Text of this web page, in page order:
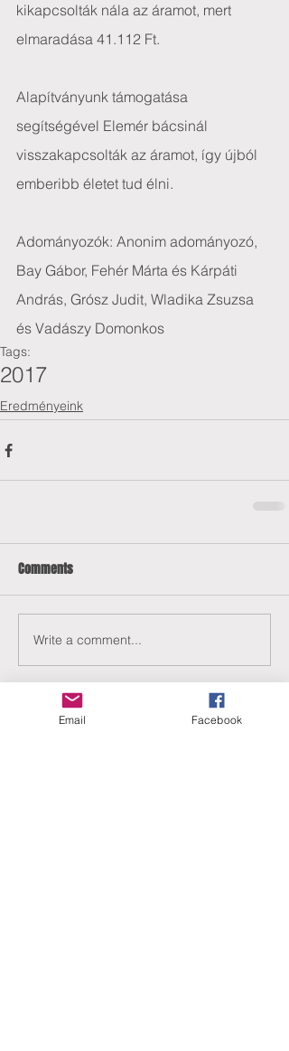
kikapcsolták nála az áramot, mert
elmaradása 41.112 Ft.
Alapítványunk támogatása
segítségével Elemér bácsinál
visszakapcsolták az áramot, így újból
emberibb életet tud élni.
Adományozók: Anonim adományozó,
Bay Gábor, Fehér Márta és Kárpáti
András, Grósz Judit, Wladika Zsuzsa
és Vadászy Domonkos
Tags:
2017
Eredményeink
Comments
Write a comment...
Email Facebook